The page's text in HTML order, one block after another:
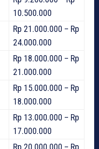
10.500.000
Rp 21.000.000 – Rp
24.000.000
Rp 18.000.000 – Rp
21.000.000
Rp 15.000.000 – Rp
18.000.000
Rp 13.000.000 – Rp
17.000.000
Rp 20.000.000 – Rp